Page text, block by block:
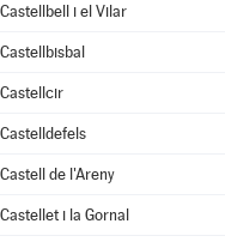
Castellbell i el Vilar
Castellbisbal
Castellcir
Castelldefels
Castell de l'Areny
Castellet i la Gornal